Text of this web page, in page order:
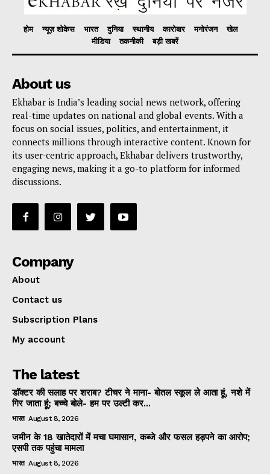
होम न्यूज़ शोकेस भारत दुनिया स्थानीय कारोबार मनोरंजन
खेल
मीडिया
तकनीकी बड़ी खबरें
About us
Ekhabar is India’s leading social news network, offering
real-time updates on national and global events. With a
focus on social issues, politics, and entertainment, it
connects millions through interactive content. Known for
its user-centric approach, Ekhabar delivers trustworthy,
engaging news, making it a go-to platform for informed
discussions.
Company
About
Contact us
Subscription Plans
My account
The latest
डॉक्टर की सलाह पर शराब? टीचर ने माना- बोतल स्कूल ले आता हूं, नशे में
गिर जाता हूं; बच्चे बोले- हम पर उल्टी कर...
भारत August 8, 2026
जमीन के 18 खातेदारों में मचा घमासान, कब्जे और फसल हड़पने का आरोप;
एसपी तक पहुंचा मामला
भारत August 8, 2026